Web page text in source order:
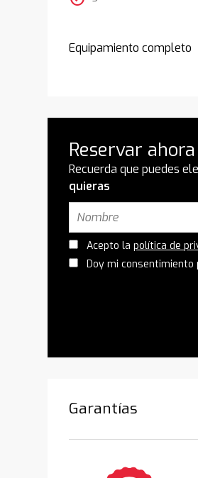
Equipamiento completo
Reservar ahora
Recuerda que puedes
quieras
Acepto lapolítica de
Doy mi
Garantías